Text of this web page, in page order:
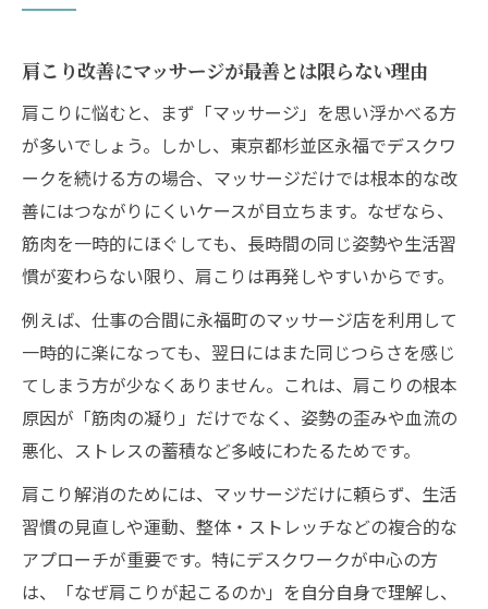
肩こり改善にマッサージが最善とは限らない理由
肩こりに悩むと、まず「マッサージ」を思い浮かべる方
が多いでしょう。しかし、東京都杉並区永福でデスクワ
ークを続ける方の場合、マッサージだけでは根本的な改
善にはつながりにくいケースが目立ちます。なぜなら、
筋肉を一時的にほぐしても、長時間の同じ姿勢や生活習
慣が変わらない限り、肩こりは再発しやすいからです。
例えば、仕事の合間に永福町のマッサージ店を利用して
一時的に楽になっても、翌日にはまた同じつらさを感じ
てしまう方が少なくありません。これは、肩こりの根本
原因が「筋肉の凝り」だけでなく、姿勢の歪みや血流の
悪化、ストレスの蓄積など多岐にわたるためです。
肩こり解消のためには、マッサージだけに頼らず、生活
習慣の見直しや運動、整体・ストレッチなどの複合的な
アプローチが重要です。特にデスクワークが中心の方
は、「なぜ肩こりが起こるのか」を自分自身で理解し、